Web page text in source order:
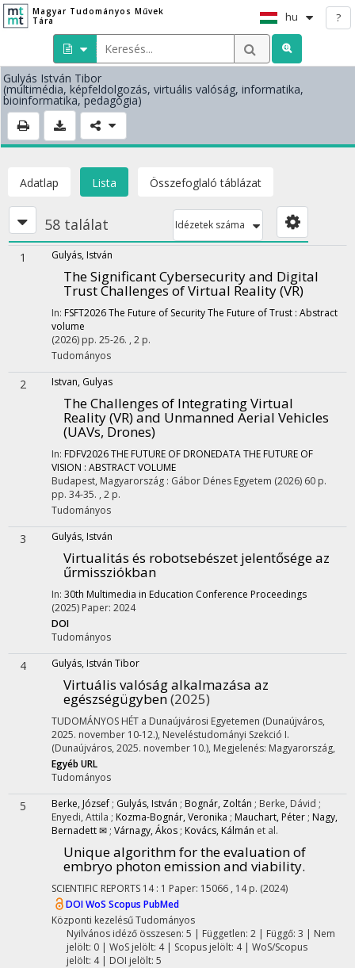
Magyar Tudományos Művek
Tára
hu ?
Gulyás István Tibor
(multimédia, képfeldolgozás, virtuális valóság, informatika,
bioinformatika, pedagógia)
Adatlap Lista Összefoglaló táblázat
58 találat Idézetek száma
1 Gulyás, István
The Significant Cybersecurity and Digital
Trust Challenges of Virtual Reality (VR)
In: FSFT2026 The Future of Security The Future of Trust : Abstract
volume
(2026) pp. 25-26. , 2 p.
Tudományos
2 Istvan, Gulyas
The Challenges of Integrating Virtual
Reality (VR) and Unmanned Aerial Vehicles
(UAVs, Drones)
In: FDFV2026 THE FUTURE OF DRONEDATA THE FUTURE OF
VISION : ABSTRACT VOLUME
Budapest, Magyarország : Gábor Dénes Egyetem (2026) 60 p.
pp. 34-35. , 2 p.
Tudományos
3 Gulyás, István
Virtualitás és robotsebészet jelentősége az
űrmissziókban
In: 30th Multimedia in Education Conference Proceedings
(2025) Paper: 2024
DOI
Tudományos
4 Gulyás, István Tibor
Virtuális valóság alkalmazása az
egészségügyben(2025)
TUDOMÁNYOS HÉT a Dunaújvárosi Egyetemen (Dunaújváros,
2025. november 10-12.), Neveléstudományi Szekció I.
(Dunaújváros, 2025. november 10.), Megjelenés: Magyarország,
Egyéb URL
Tudományos
5 Berke, József ; Gulyás, István ; Bognár, Zoltán ; Berke, Dávid ;
Enyedi, Attila ; Kozma-Bognár, Veronika ; Mauchart, Péter ; Nagy,
Bernadett ✉ ; Várnagy, Ákos ; Kovács, Kálmán et al.
Unique algorithm for the evaluation of
embryo photon emission and viability.
SCIENTIFIC REPORTS 14: 1 Paper: 15066 , 14 p. (2024)
DOIWoS Scopus PubMed
Központi kezelésűTudományos
Nyilvános idéző összesen: 5 | Független: 2 | Függő: 3 | Nem
jelölt: 0 | WoS jelölt: 4 | Scopus jelölt: 4 | WoS/Scopus
jelölt: 4 | DOI jelölt: 5